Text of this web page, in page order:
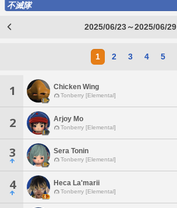
不滅隊
2025/06/23～2025/06/29
1 2 3 4 5
1 Chicken Wing
Tonberry [Elemental]
2 Arjoy Mo
Tonberry [Elemental]
3 Sera Tonin
Tonberry [Elemental]
4 Heca La'marii
Tonberry [Elemental]